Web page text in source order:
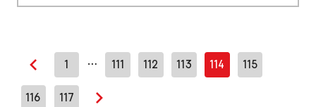
Edellinen sivu
1 … 111 112 113 114 115
116 117